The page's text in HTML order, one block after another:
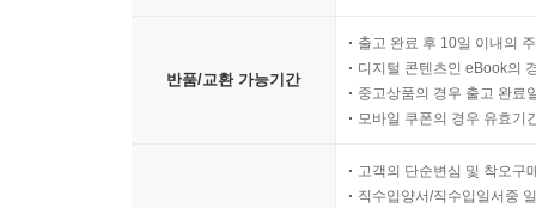
반품/교환 가능기간
출고 완료 후 10일 이내의
디지털 콘텐츠인 eBook의
중고상품의 경우 출고 완료
모바일 쿠폰의 경우 유효기
고객의 단순변심 및 착오구
직수입양서/직수입일서중